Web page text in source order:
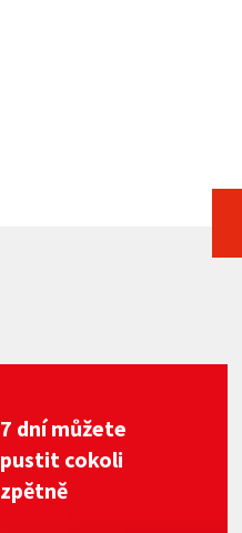
7 dní můžete
pustit cokoli
zpětně